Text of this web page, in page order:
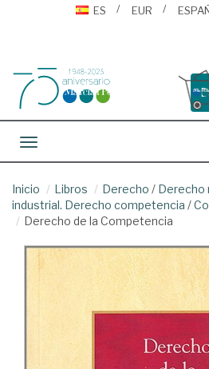
ES
EUR
Toggle navigation
Inicio Libros Derecho / Derecho
industrial. Derecho competencia /
Derecho de la Competencia